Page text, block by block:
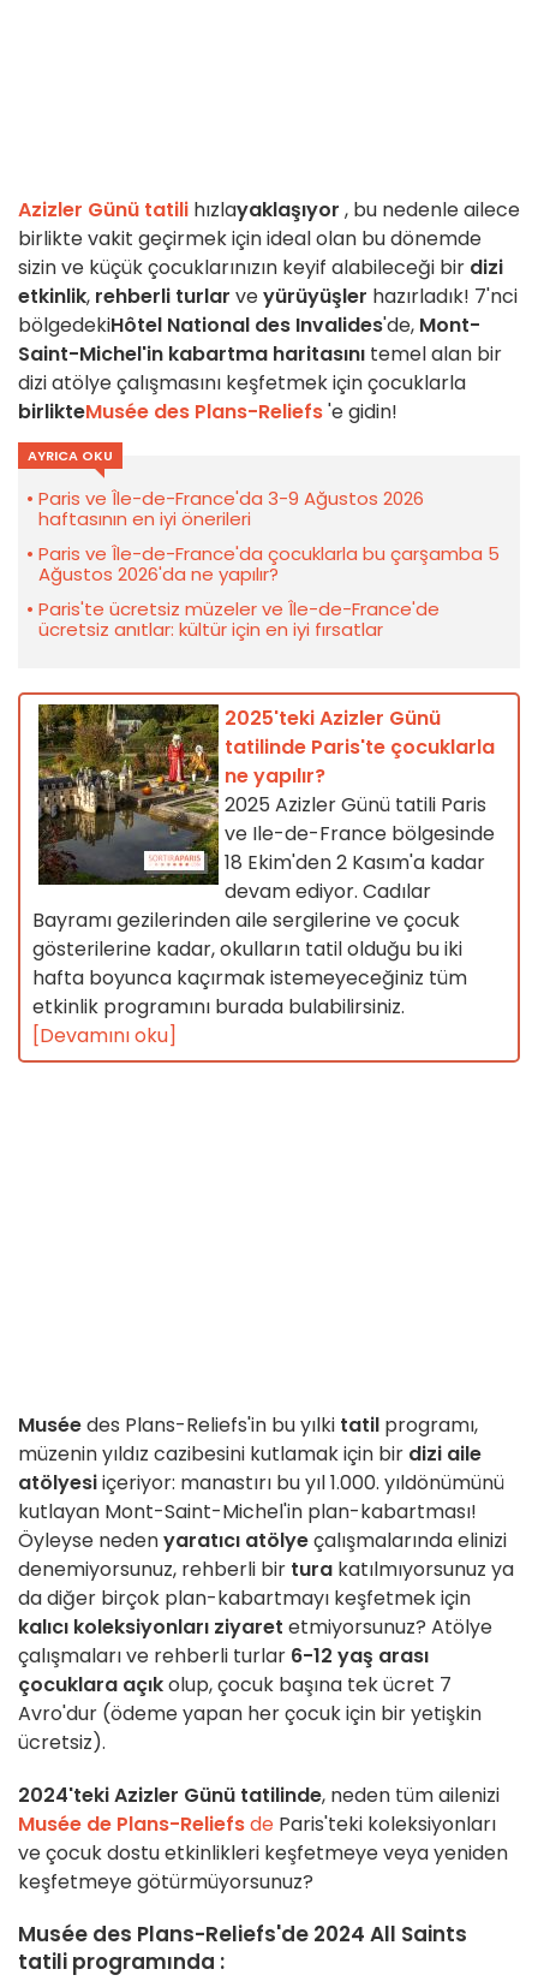
Azizler Günü tatili hızlayaklaşıyor , bu nedenle ailece
birlikte vakit geçirmek için ideal olan bu dönemde
sizin ve küçük çocuklarınızın keyif alabileceği bir dizi
etkinlik, rehberli turlar veyürüyüşler hazırladık! 7'nci
bölgedekiHôtel National des Invalides'de, Mont-
Saint-Michel'in kabartma haritasını temel alan bir
dizi atölye çalışmasını keşfetmek için çocuklarla
birlikteMusée des Plans-Reliefs'e gidin!
AYRICA OKU
Paris ve Île-de-France'da 3-9 Ağustos 2026
haftasının en iyi önerileri
Paris ve Île-de-France'da çocuklarla bu çarşamba 5
Ağustos 2026'da ne yapılır?
Paris'te ücretsiz müzeler ve Île-de-France'de
ücretsiz anıtlar: kültür için en iyi fırsatlar
2025'teki Azizler Günü
tatilinde Paris'te çocuklarla
ne yapılır?
2025 Azizler Günü tatili Paris
ve Ile-de-France bölgesinde
18 Ekim'den 2 Kasım'a kadar
devam ediyor. Cadılar
Bayramı gezilerinden aile sergilerine ve çocuk
gösterilerine kadar, okulların tatil olduğu bu iki
hafta boyunca kaçırmak istemeyeceğiniz tüm
etkinlik programını burada bulabilirsiniz.
[Devamını oku]
Muséedes Plans-Reliefs'in bu yılki tatil programı,
müzenin yıldız cazibesini kutlamak için bir dizi aile
atölyesiiçeriyor: manastırı bu yıl 1.000. yıldönümünü
kutlayan Mont-Saint-Michel'in plan-kabartması!
Öyleyse nedenyaratıcı atölyeçalışmalarında elinizi
denemiyorsunuz, rehberli bir tura katılmıyorsunuz ya
da diğer birçok plan-kabartmayı keşfetmek için
kalıcı koleksiyonları ziyaret etmiyorsunuz? Atölye
çalışmaları ve rehberli turlar 6-12 yaş arası
çocuklara açıkolup, çocuk başına tek ücret 7
Avro'dur (ödeme yapan her çocuk için bir yetişkin
ücretsiz).
2024'teki Azizler Günü tatilinde, neden tüm ailenizi
Musée de Plans-Reliefsde Paris'teki koleksiyonları
ve çocuk dostu etkinlikleri keşfetmeye veya yeniden
keşfetmeye götürmüyorsunuz?
Musée des Plans-Reliefs'de 2024 All Saints
tatili programında :